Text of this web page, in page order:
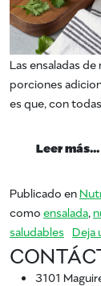
Las ensaladas
porciones
es que, con
Leer más…
Publicado en
como ensalada,
saludables Deja
3101